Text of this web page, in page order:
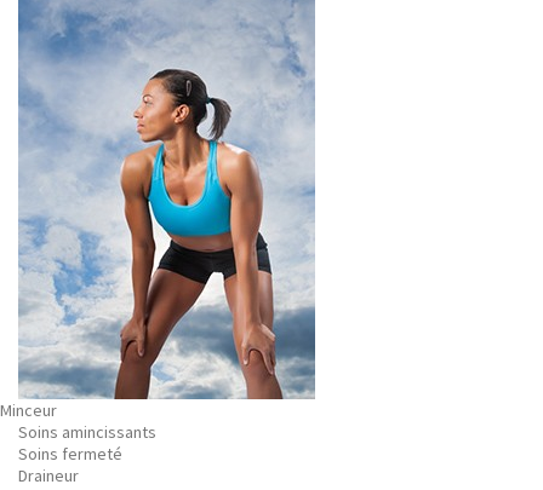
Minceur
Soins amincissants
Soins fermeté
Draineur